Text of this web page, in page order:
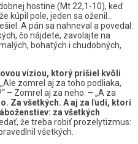
hostine (Mt 22,1-10), keď
kúpil pole, jeden sa oženil…
A pán sa nahneval a povedal:
čo nájdete, zavolajte na
bohatých i chudobných,
víziou, ktorý prišiel kvôli
„Ale zomrel aj za toho podliaka,
– Zomrel aj za neho. – „A za
Za všetkých. A aj za ľudí, ktorí
za všetkých
že treba robiť prozelytizmus:
všetkých.